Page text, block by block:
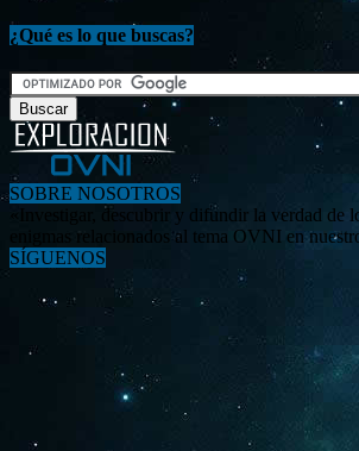
¿Qué es lo que buscas?
SOBRE NOSOTROS
«Investigar, descubrir y difundir la verdad de
enigmas relacionados al tema OVNI en
SÍGUENOS